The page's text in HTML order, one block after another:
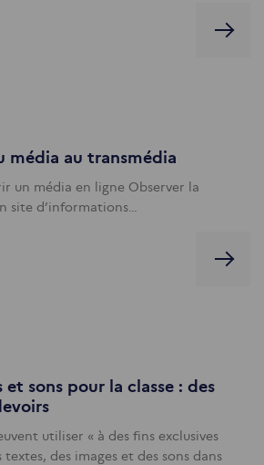
média au transmédia
un média en ligne Observer la
site d’informations…
et sons pour la classe : des
utiliser « à des fins exclusives
des images et des sons dans